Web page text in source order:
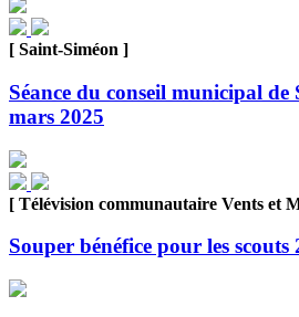
[ Saint-Siméon ]
Séance du conseil municipal
mars 2025
[ Télévision communautaire Vents et
Souper bénéfice pour les scouts